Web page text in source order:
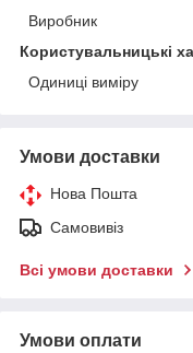
Виробник
Користувальницькі
Одиниці виміру
Умови доставки
Нова Пошта
Самовивіз
Всі умови доставки
Умови оплати